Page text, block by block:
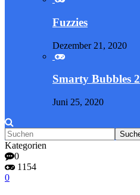
Fuzzies
Dezember 21, 2020
Smarty Bubbles 2
Juni 25, 2020
Kategorien
0
1154
0